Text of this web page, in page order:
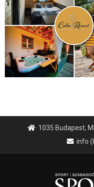
1035 Budapest,
info